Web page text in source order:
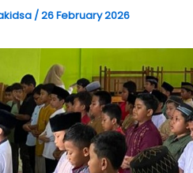
/26 February 2026